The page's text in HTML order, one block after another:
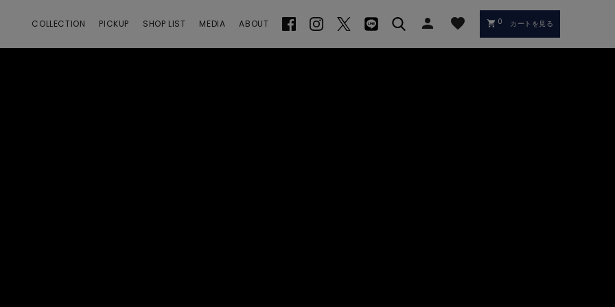
ー | ANGEL CLOVER
COLLECTION PICKUP SHOP LIST MEDIA ABOUT person favorite shopping_cart 0 カートを見る